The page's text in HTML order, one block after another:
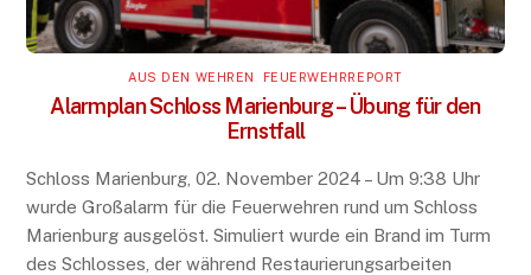
AUS DEN WEHREN FEUERWEHRREPORT
Alarmplan Schloss Marienburg – Übung für den
Ernstfall
Schloss Marienburg, 02. November 2024 – Um 9:38 Uhr
wurde Großalarm für die Feuerwehren rund um Schloss
Marienburg ausgelöst. Simuliert wurde ein Brand im Turm
des Schlosses, der während Restaurierungsarbeiten